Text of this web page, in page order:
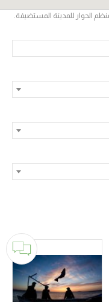
الحوار للمدينة المستضيفة.